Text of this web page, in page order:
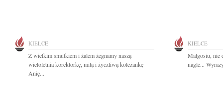
KIELCE
Z wielkim smutkiem i żalem żegnamy naszą
wieloletnią korektorkę, miłą i życzliwą koleżankę
Anię...
KIELCE
Małgosiu, nie
nagle...